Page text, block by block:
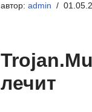
автор: admin
лечит